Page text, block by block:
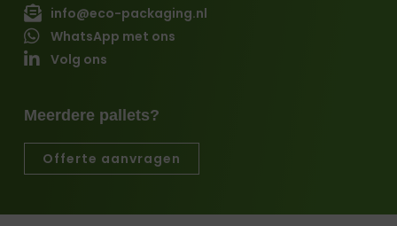
info@eco-packaging.nl
WhatsApp met ons
Volg ons
Meerdere pallets?
Offerte aanvragen